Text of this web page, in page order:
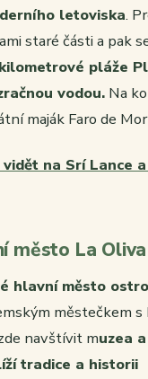
letoviska.
staré části a pak
pláže
vodou. Na
maják Faro de
na Srí Lance
město La Oliva
hlavní město
městečkem s
navštívit muzea
tradice a historii